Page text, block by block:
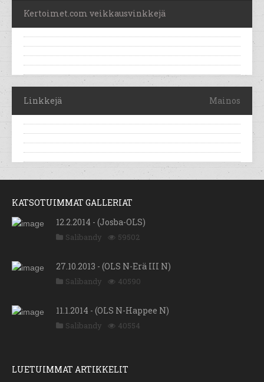
Kertoimet.com veikkausvinkkejä
Linkkejä Mainos
KATSOTUIMMAT GALLERIAT
12.2.2014 - (Josba-OLS)
Salibandy 59502
27.10.2013 - (OLS N-Erä III N)
Salibandy 40590
11.1.2014 - (OLS N-Happee N)
Salibandy 40554
LUETUIMMAT ARTIKKELIT